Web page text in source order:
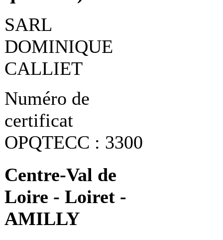
SARL
DOMINIQUE
CALLIET
Numéro de
certificat
OPQTECC : 3300
Centre-Val de
Loire - Loiret -
AMILLY